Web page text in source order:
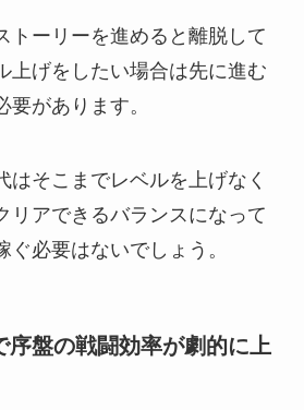
トーリーを進めると離脱して
上げをしたい場合は先に進む
があります。
はそこまでレベルを上げなく
リアできるバランスになって
ぐ必要はないでしょう。
序盤の戦闘効率が劇的に上